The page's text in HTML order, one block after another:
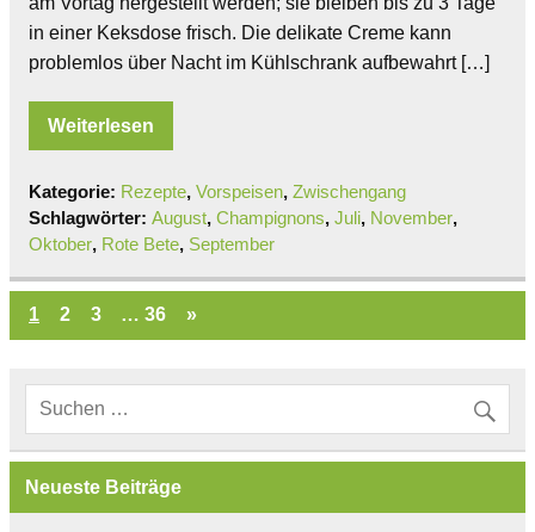
in einer Keksdose frisch. Die delikate Creme kann
problemlos über Nacht im Kühlschrank aufbewahrt […]
Weiterlesen
Kategorie: Rezepte, Vorspeisen, Zwischengang
Schlagwörter: August, Champignons, Juli, November,
Oktober, Rote Bete, September
1 2 3 … 36 »
Neueste Beiträge